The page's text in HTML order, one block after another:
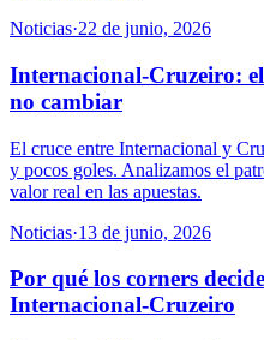
Noticias·22 de junio, 2026
Internacional-Cruzeiro:
no cambiar
El cruce entre Internacional y
y pocos goles. Analizamos el
valor real en las apuestas.
Noticias·13 de junio, 2026
Por qué los corners
Internacional-Cruzeiro